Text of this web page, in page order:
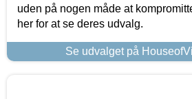
uden på nogen måde at
her for at se deres udvalg.
Se udvalget på